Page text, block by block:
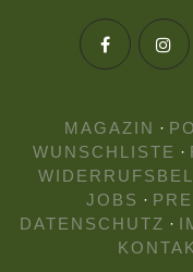
MAGAZIN ·
WUNSCHLISTE ·
JOBS ·
DATENSCHUTZ ·